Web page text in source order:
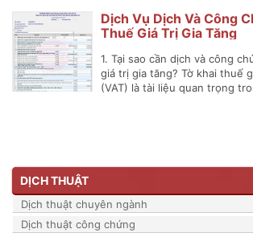
Dịch Vụ Dịch Và Công
Thuế Giá Trị Gia Tăng
1. Tại sao cần dịch và công
giá trị gia tăng? Tờ khai thuế
(VAT) là tài liệu quan trọng
DỊCH THUẬT
Dịch thuật chuyên ngành
Dịch thuật công chứng